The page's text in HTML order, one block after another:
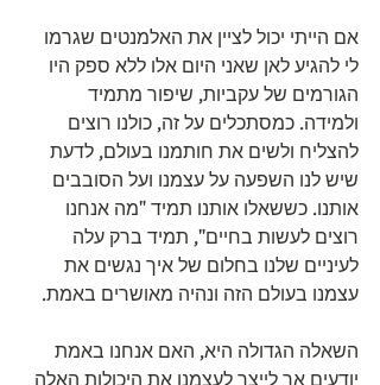
אם הייתי יכול לציין את האלמנטים שגרמו
לי להגיע לאן שאני היום אלו ללא ספק היו
הגורמים של עקביות, שיפור מתמיד
ולמידה. כמסתכלים על זה, כולנו רוצים
להצליח ולשים את חותמנו בעולם, לדעת
שיש לנו השפעה על עצמנו ועל הסובבים
אותנו. כששאלו אותנו תמיד "מה אנחנו
רוצים לעשות בחיים", תמיד ברק עלה
לעיניים שלנו בחלום של איך נגשים את
עצמנו בעולם הזה ונהיה מאושרים באמת.
השאלה הגדולה היא, האם אנחנו באמת
יודעים אך לייצר לעצמנו את היכולות האלה